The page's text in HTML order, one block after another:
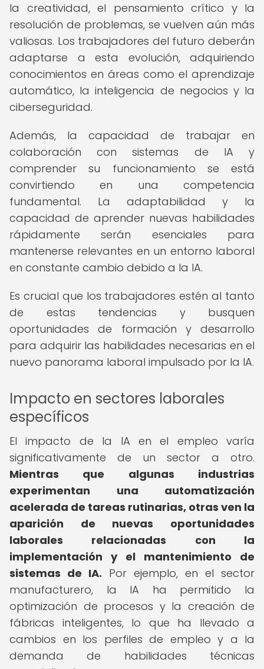
la creatividad, el pensamiento crítico y la
resolución de problemas, se vuelven aún más
valiosas. Los trabajadores del futuro deberán
adaptarse a esta evolución, adquiriendo
conocimientos en áreas como el aprendizaje
automático, la inteligencia de negocios y la
ciberseguridad.
Además, la capacidad de trabajar en
colaboración con sistemas de IA y
comprender su funcionamiento se está
convirtiendo en una competencia
fundamental. La adaptabilidad y la
capacidad de aprender nuevas habilidades
rápidamente serán esenciales para
mantenerse relevantes en un entorno laboral
en constante cambio debido a la IA.
Es crucial que los trabajadores estén al tanto
de estas tendencias y busquen
oportunidades de formación y desarrollo
para adquirir las habilidades necesarias en el
nuevo panorama laboral impulsado por la IA.
Impacto en sectores laborales
específicos
El impacto de la IA en el empleo varía
significativamente de un sector a otro.
Mientras que algunas industrias
experimentan una automatización
acelerada de tareas rutinarias, otras ven la
aparición de nuevas oportunidades
laborales relacionadas con la
implementación y el mantenimiento de
sistemas de IA. Por ejemplo, en el sector
manufacturero, la IA ha permitido la
optimización de procesos y la creación de
fábricas inteligentes, lo que ha llevado a
cambios en los perfiles de empleo y a la
demanda de habilidades técnicas